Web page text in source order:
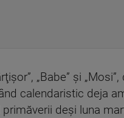
„Babe” şi
calendaristic deja
deşi luna